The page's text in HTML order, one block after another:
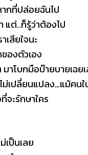
ากที่ปล่อยฉันไป
แต่..ก็รู้ว่าต้องไป
เสียใจนะ
ของตัวเอง
าโบกมือบ๊ายบายเฉย
เปลี่ยนแปลง…แม้คนใ
จะรักษาใคร
เป็นเลย